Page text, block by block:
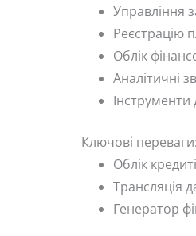
Управління
Реєстрацію
Облік
Аналітичні
Ключові переваги:
Облік
Трансляція
Генератор